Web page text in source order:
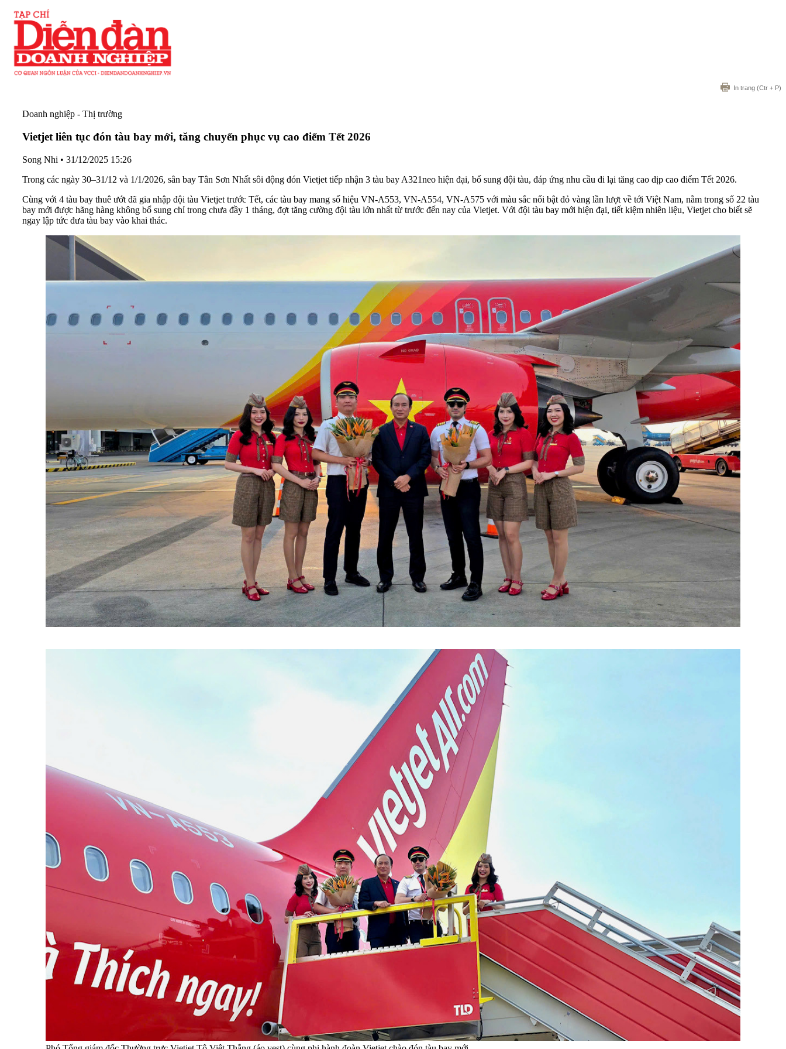
In trang (Ctr + P)
Doanh nghiệp - Thị trường
Vietjet liên tục đón tàu bay mới, tăng chuyến phục vụ cao điểm Tết 2026
Song Nhi • 31/12/2025 15:26
Trong các ngày 30–31/12 và 1/1/2026, sân bay Tân Sơn Nhất sôi động đón Vietjet tiếp nhận 3 tàu bay A321neo hiện đại, bổ sung đội tàu, đáp ứng nhu cầu đi lại tăng cao dịp cao điểm Tết 2026.
Cùng với 4 tàu bay thuê ướt đã gia nhập đội tàu Vietjet trước Tết, các tàu bay mang số hiệu VN-A553, VN-A554, VN-A575 với màu sắc nổi bật đỏ vàng lần lượt về tới Việt Nam, nằm trong số 22 tàu
bay mới được hãng hàng không bổ sung chỉ trong chưa đầy 1 tháng, đợt tăng cường đội tàu lớn nhất từ trước đến nay của Vietjet. Với đội tàu bay mới hiện đại, tiết kiệm nhiên liệu, Vietjet cho biết sẽ
ngay lập tức đưa tàu bay vào khai thác.